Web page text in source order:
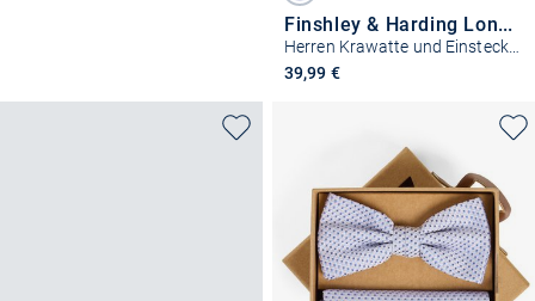
Finshley & Harding London
Herren Krawatte und Einstecktuch aus Seide
39,99 €